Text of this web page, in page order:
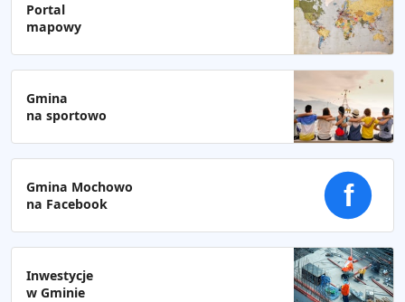
Portal
mapowy
Gmina
na sportowo
Gmina Mochowo
na Facebook
f
Inwestycje
w Gminie